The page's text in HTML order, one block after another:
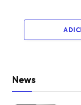
News